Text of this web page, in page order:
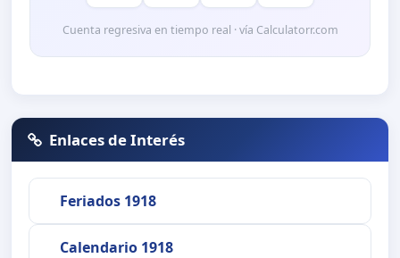
Cuenta regresiva en tiempo real · vía Calculatorr.com
Enlaces de Interés
Feriados 1918
Calendario 1918